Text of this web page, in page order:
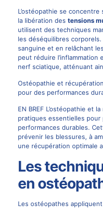
L’ostéopathie se
la libération des tensions
utilisent des techniques
les déséquilibres
sanguine et en relâchant
peut réduire l’inflammation
nerf sciatique, atténuant
Ostéopathie et
pour des performances
EN BREF L’ostéopathie et
pratiques essentielles pour
performances durables.
prévenir les blessures, à
une récupération optimale
Les
en
Les ostéopathes